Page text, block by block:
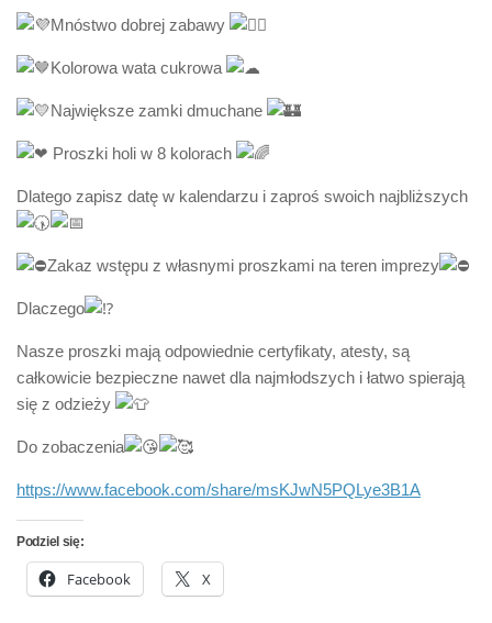
Mnóstwo dobrej zabawy
Kolorowa wata cukrowa
Największe zamki dmuchane
Proszki holi w 8 kolorach
Dlatego zapisz datę w kalendarzu i zaproś swoich najbliższych
Zakaz wstępu z własnymi proszkami na teren imprezy
Dlaczego
Nasze proszki mają odpowiednie certyfikaty, atesty, są
całkowicie bezpieczne nawet dla najmłodszych i łatwo spierają
się z odzieży
Do zobaczenia
https://www.facebook.com/share/msKJwN5PQLye3B1A
Podziel się:
Facebook X